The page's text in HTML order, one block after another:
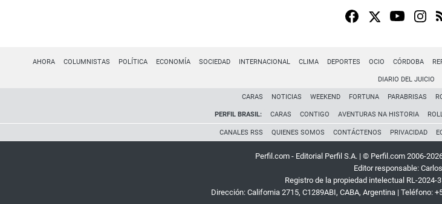
AHORA COLUMNISTAS POLÍTICA ECONOMÍA SOCIEDAD INTERNACIONAL CLIMA DEPORTES OCIO CÓRDOBA
DIARIO DEL JUICIO
CARAS NOTICIAS WEEKEND FORTUNA PARABRISAS
PERFIL BRASIL: CARAS CONTIGO AVENTURAS NA HISTORIA
CANALES RSS QUIENES SOMOS CONTÁCTENOS PRIVACIDAD
Perfil.com - Editorial Perfil S.A. | © Perfil.com 2006-
Editor responsable:
Registro de la propiedad intelectual RL-2024-
Dirección: California 2715, C1289ABI, CABA, Argentina| Teléfono: